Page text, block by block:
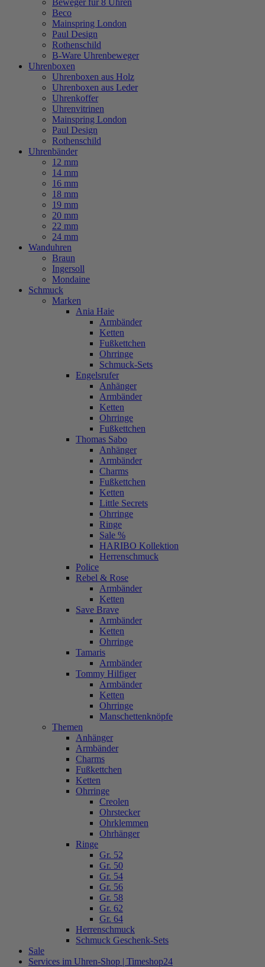
Beweger für 8 Uhren
Beco
Mainspring London
Paul Design
Rothenschild
B-Ware Uhrenbeweger
Uhrenboxen
Uhrenboxen aus Holz
Uhrenboxen aus Leder
Uhrenkoffer
Uhrenvitrinen
Mainspring London
Paul Design
Rothenschild
Uhrenbänder
12 mm
14 mm
16 mm
18 mm
19 mm
20 mm
22 mm
24 mm
Wanduhren
Braun
Ingersoll
Mondaine
Schmuck
Marken
Ania Haie
Armbänder
Ketten
Fußkettchen
Ohrringe
Schmuck-Sets
Engelsrufer
Anhänger
Armbänder
Ketten
Ohrringe
Fußkettchen
Thomas Sabo
Anhänger
Armbänder
Charms
Fußkettchen
Ketten
Little Secrets
Ohrringe
Ringe
Sale %
HARIBO Kollektion
Herrenschmuck
Police
Rebel & Rose
Armbänder
Ketten
Save Brave
Armbänder
Ketten
Ohrringe
Tamaris
Armbänder
Tommy Hilfiger
Armbänder
Ketten
Ohrringe
Manschettenknöpfe
Themen
Anhänger
Armbänder
Charms
Fußkettchen
Ketten
Ohrringe
Creolen
Ohrstecker
Ohrklemmen
Ohrhänger
Ringe
Gr. 52
Gr. 50
Gr. 54
Gr. 56
Gr. 58
Gr. 62
Gr. 64
Herrenschmuck
Schmuck Geschenk-Sets
Sale
Services im Uhren-Shop | Timeshop24